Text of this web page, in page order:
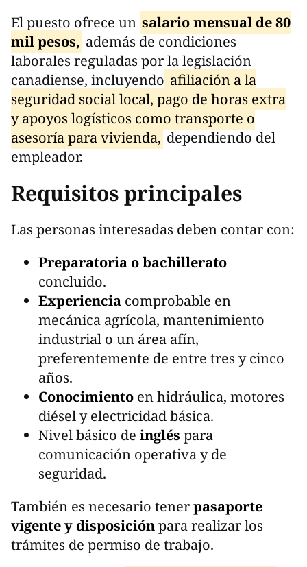
El puesto ofrece un salario mensual de 80
mil pesos, además de condiciones
laborales reguladas por la legislación
canadiense, incluyendo afiliación a la
seguridad social local, pago de horas extra
y apoyos logísticos como transporte o
asesoría para vivienda, dependiendo del
empleador.
Requisitos principales
Las personas interesadas deben contar con:
Preparatoria o bachillerato
concluido.
Experiencia comprobable en
mecánica agrícola, mantenimiento
industrial o un área afín,
preferentemente de entre tres y cinco
años.
Conocimiento en hidráulica, motores
diésel y electricidad básica.
Nivel básico de inglés para
comunicación operativa y de
seguridad.
También es necesario tenerpasaporte
vigente y disposiciónpara realizar los
trámites de permiso de trabajo.